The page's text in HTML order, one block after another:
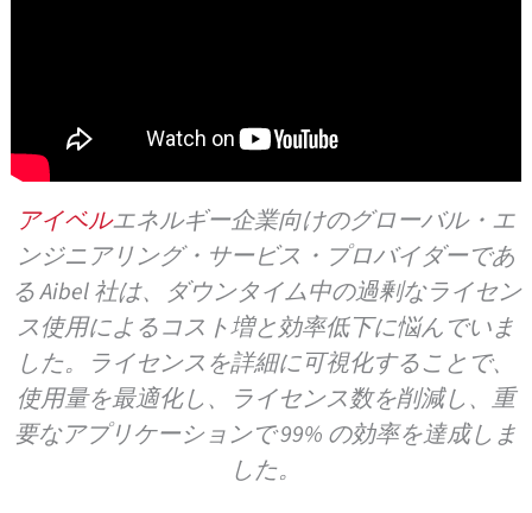
アイベルエネルギー企業向けのグローバル・エ
ンジニアリング・サービス・プロバイダーであ
る Aibel 社は、ダウンタイム中の過剰なライセン
ス使用によるコスト増と効率低下に悩んでいま
した。ライセンスを詳細に可視化することで、
使用量を最適化し、ライセンス数を削減し、重
要なアプリケーションで 99% の効率を達成しま
した。